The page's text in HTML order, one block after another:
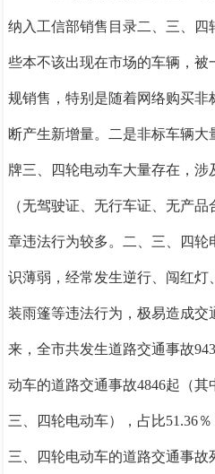
纳入工信部销售目录二、三、
些本不该出现在市场的车辆，被
规销售，特别是随着网络购买非
断产生新增量。 二是非标车辆大
牌三、四轮电动车大量存在，涉
（无驾驶证、无行车证、无产品
章违法行为较多。 二、三、四轮
识薄弱，经常发生逆行、闯红灯
装雨篷等违法行为，极易造成交
来，全市共发生道路交通事故
动车的道路交通事故4846起（其
三、四轮电动车），占比51.36
三、四轮电动车的道路交通事故